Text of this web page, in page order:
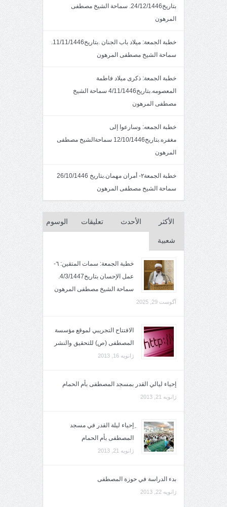
بتاريخ24/12/1446. سماحة الشيخ مصطفى
المرهون
خطبة الجمعة: ميلاد باب الجنان .بتاريخ11/11/1446.
سماحة الشيخ مصطفى المرهون
خطبة الجمعة: ذكرى ميلاد فاطمة
المعصومه.بتاريخ4/11/1446 سماحة الشيخ
مصطفى المرهون
خطبة الجمعه: وسارعوا إلى
مغفره.بتاريخ12/10/1446 سماحةالشيخ مصطفى
المرهون
خطبة الجمعة٢- أمران مهمان.بتاريخ 26/10/1446
سماحة الشيخ مصطفى المرهون
الأكثر
شعبية
الأحدث تعليقات الوسوم
خطبة الجمعة: سمات المتقين: ٦-
عمل الإحسان بتاريخ4/3/1447.
سماحة الشيخ مصطفى المرهون
آگوست 29, 2025
الافتتاح التجريبي لموقع مؤسسة
المصطفى (ص) للتحقيق والنشر
ژانویه 16, 2013
إحياء ليالي القدر بمسجد المصطفى بأم الحمام
ژانویه 21, 2013
ِإحياء ليلة القدر في مسجد
المصطفى بأم الحمام
ژانویه 21, 2013
بدء الدراسة في حوزة المصطفى
ژانویه 22, 2013